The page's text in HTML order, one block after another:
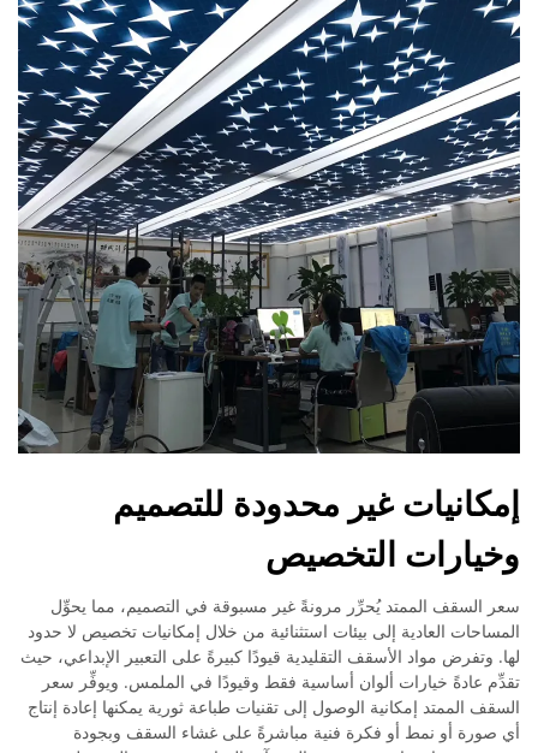
إمكانيات غير محدودة للتصميم
وخيارات التخصيص
سعر السقف الممتد يُحرِّر مرونةً غير مسبوقة في التصميم، مما يحوِّل
المساحات العادية إلى بيئات استثنائية من خلال إمكانيات تخصيص لا حدود
لها. وتفرض مواد الأسقف التقليدية قيودًا كبيرةً على التعبير الإبداعي، حيث
تقدِّم عادةً خيارات ألوان أساسية فقط وقيودًا في الملمس. ويوفِّر سعر
السقف الممتد إمكانية الوصول إلى تقنيات طباعة ثورية يمكنها إعادة إنتاج
أي صورة أو نمط أو فكرة فنية مباشرةً على غشاء السقف وبجودة